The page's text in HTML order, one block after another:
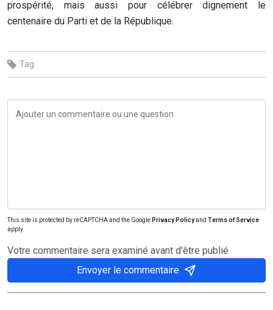
prospérité, mais aussi pour célébrer dignement le
centenaire du Parti et de la République.
Tag:
This site is protected by reCAPTCHA and the Google Privacy Policyand Terms of Service
apply.
Votre commentaire sera examiné avant d'être publié
Envoyer le commentaire